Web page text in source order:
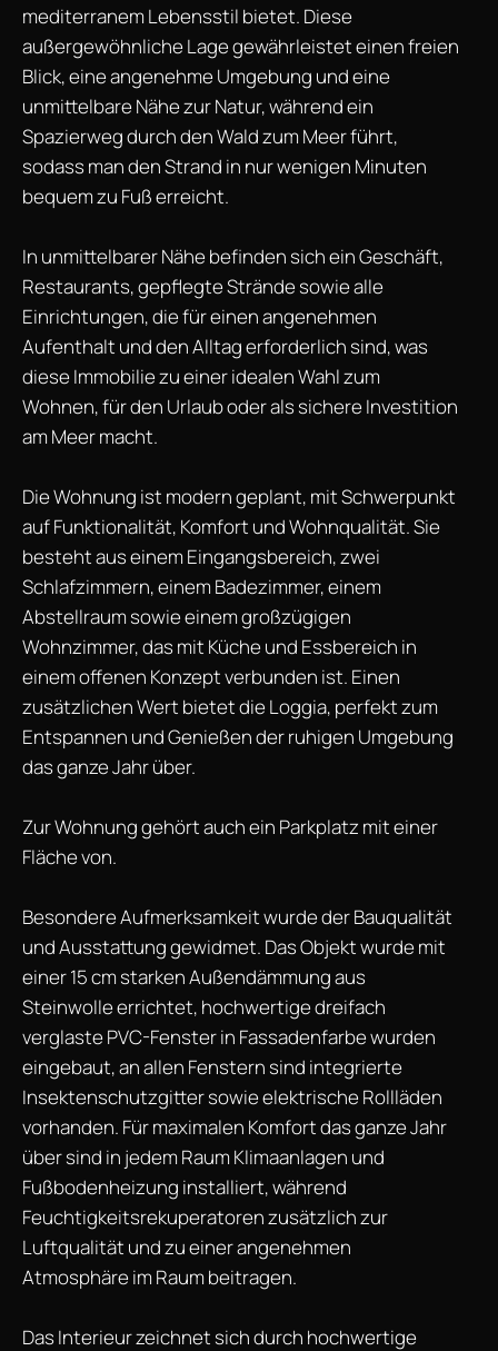
mediterranem Lebensstil bietet. Diese
außergewöhnliche Lage gewährleistet einen freien
Blick, eine angenehme Umgebung und eine
unmittelbare Nähe zur Natur, während ein
Spazierweg durch den Wald zum Meer führt,
sodass man den Strand in nur wenigen Minuten
bequem zu Fuß erreicht.
In unmittelbarer Nähe befinden sich ein Geschäft,
Restaurants, gepflegte Strände sowie alle
Einrichtungen, die für einen angenehmen
Aufenthalt und den Alltag erforderlich sind, was
diese Immobilie zu einer idealen Wahl zum
Wohnen, für den Urlaub oder als sichere Investition
am Meer macht.
Die Wohnung ist modern geplant, mit Schwerpunkt
auf Funktionalität, Komfort und Wohnqualität. Sie
besteht aus einem Eingangsbereich, zwei
Schlafzimmern, einem Badezimmer, einem
Abstellraum sowie einem großzügigen
Wohnzimmer, das mit Küche und Essbereich in
einem offenen Konzept verbunden ist. Einen
zusätzlichen Wert bietet die Loggia, perfekt zum
Entspannen und Genießen der ruhigen Umgebung
das ganze Jahr über.
Zur Wohnung gehört auch ein Parkplatz mit einer
Fläche von.
Besondere Aufmerksamkeit wurde der Bauqualität
und Ausstattung gewidmet. Das Objekt wurde mit
einer 15 cm starken Außendämmung aus
Steinwolle errichtet, hochwertige dreifach
verglaste PVC-Fenster in Fassadenfarbe wurden
eingebaut, an allen Fenstern sind integrierte
Insektenschutzgitter sowie elektrische Rollläden
vorhanden. Für maximalen Komfort das ganze Jahr
über sind in jedem Raum Klimaanlagen und
Fußbodenheizung installiert, während
Feuchtigkeitsrekuperatoren zusätzlich zur
Luftqualität und zu einer angenehmen
Atmosphäre im Raum beitragen.
Das Interieur zeichnet sich durch hochwertige